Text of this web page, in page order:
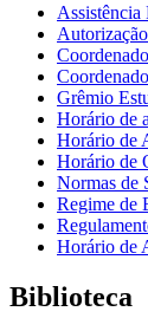
Assistência
Grêmio
Horário de
Horário de
Horário de
Normas de
Regime de
Horário de
Biblioteca